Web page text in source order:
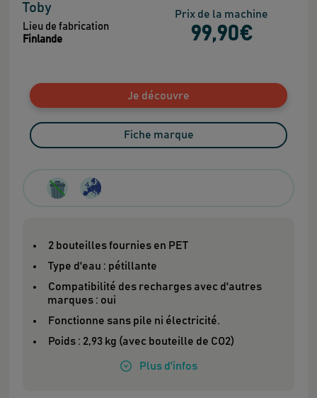
Prix de la machine
99,90€
Toby
Lieu de fabrication
Finlande
Je découvre
Fiche marque
2 bouteilles fournies en PET
Type d'eau : pétillante
Compatibilité des recharges avec d'autres
marques : oui
Fonctionne sans pile ni électricité.
Poids : 2,93 kg (avec bouteille de CO2)
Plus d'infos